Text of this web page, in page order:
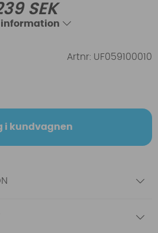
SEK
information
Artnr: UF059100010
i kundvagnen